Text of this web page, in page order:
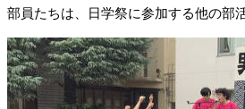
部員たちは、日学祭に参加する他の部